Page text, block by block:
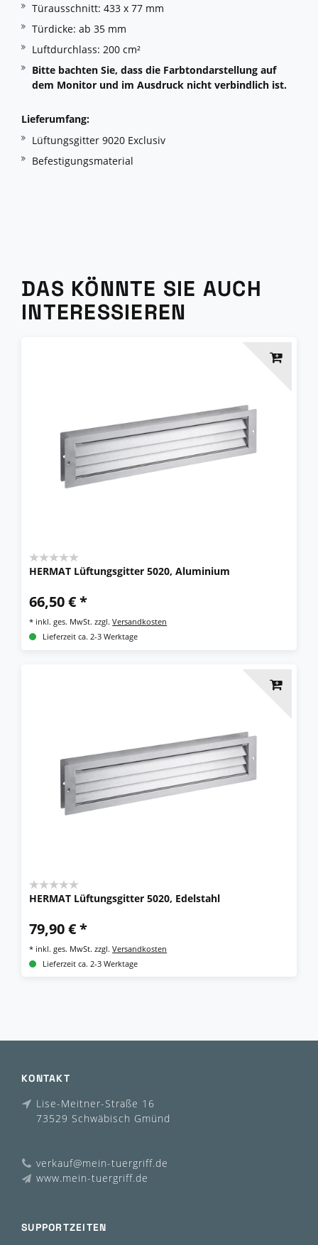
Türausschnitt: 433 x 77 mm
Türdicke: ab 35 mm
Luftdurchlass: 200 cm²
Bitte bachten Sie, dass die Farbtondarstellung auf
dem Monitor und im Ausdruck nicht verbindlich ist.
Lieferumfang:
Lüftungsgitter 9020 Exclusiv
Befestigungsmaterial
DAS KÖNNTE SIE AUCH
INTERESSIEREN
HERMAT Lüftungsgitter 5020, Aluminium
66,50 € *
* inkl. ges. MwSt. zzgl.Versandkosten
Lieferzeit ca. 2-3 Werktage
HERMAT Lüftungsgitter 5020, Edelstahl
79,90 € *
* inkl. ges. MwSt. zzgl.Versandkosten
Lieferzeit ca. 2-3 Werktage
KONTAKT
Lise-Meitner-Straße 16
73529 Schwäbisch Gmünd
verkauf@mein-tuergriff.de
www.mein-tuergriff.de
SUPPORTZEITEN